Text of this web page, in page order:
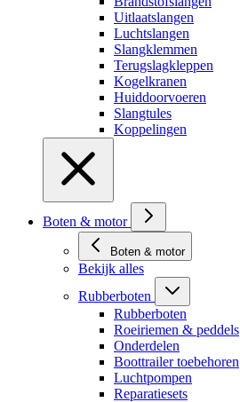
Uitlaatslangen
Luchtslangen
Slangklemmen
Terugslagkleppen
Kogelkranen
Huiddoorvoeren
Slangtules
Koppelingen
Boten & motor
Boten & motor
Bekijk alles
Rubberboten
Rubberboten
Roeiriemen & peddels
Onderdelen
Boottrailer toebehoren
Luchtpompen
Reparatiesets